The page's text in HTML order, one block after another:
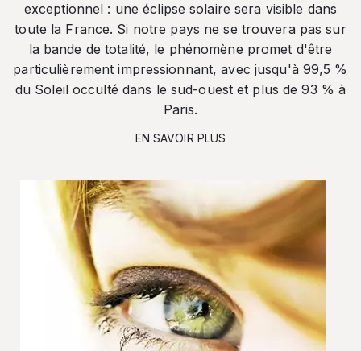
exceptionnel : une éclipse solaire sera visible dans
toute la France. Si notre pays ne se trouvera pas sur
la bande de totalité, le phénomène promet d'être
particulièrement impressionnant, avec jusqu'à 99,5 %
du Soleil occulté dans le sud-ouest et plus de 93 % à
Paris.
EN SAVOIR PLUS